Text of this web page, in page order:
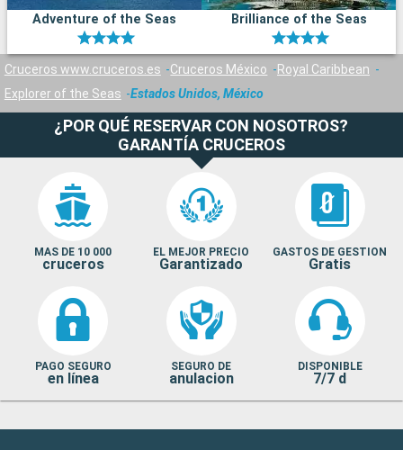
Adventure of the Seas Brilliance of the Seas
Cruceros www.cruceros.es Cruceros México
Royal Caribbean
Explorer of the Seas
Estados Unidos, México
¿POR QUÉ RESERVAR CON NOSOTROS?
GARANTÍA CRUCEROS
MAS DE 10 000
cruceros
EL MEJOR PRECIO
Garantizado
GASTOS DE GESTION
Gratis
PAGO SEGURO
en línea
SEGURO DE
anulacion
DISPONIBLE
7/7 d